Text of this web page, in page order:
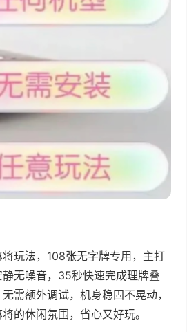
玩法，108张无字牌专用，主打
无噪音，35秒快速完成理牌叠
需额外调试，机身稳固不晃动，
的休闲氛围，省心又好玩。